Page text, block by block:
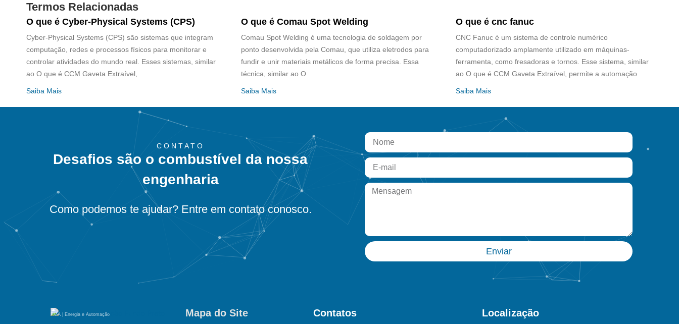
Termos Relacionadas
O que é Cyber-Physical Systems (CPS)
Cyber-Physical Systems (CPS) são sistemas que integram
computação, redes e processos físicos para monitorar e
controlar atividades do mundo real. Esses sistemas, similar
ao O que é CCM Gaveta Extraível,
Saiba Mais
O que é Comau Spot Welding
Comau Spot Welding é uma tecnologia de soldagem por
ponto desenvolvida pela Comau, que utiliza eletrodos para
fundir e unir materiais metálicos de forma precisa. Essa
técnica, similar ao O
Saiba Mais
O que é cnc fanuc
CNC Fanuc é um sistema de controle numérico
computadorizado amplamente utilizado em máquinas-
ferramenta, como fresadoras e tornos. Esse sistema, similar
ao O que é CCM Gaveta Extraível, permite a automação
Saiba Mais
CONTATO
Desafios são o combustível da nossa
engenharia
Como podemos te ajudar? Entre em contato conosco.
Enviar
PMA | Energia e Automação Mapa do Site Contatos Localização